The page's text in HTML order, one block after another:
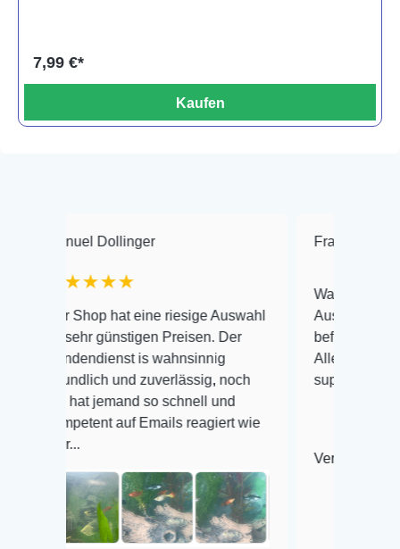
7,99 €*
Kaufen
Dollinger
hat eine riesige Auswahl
günstigen Preisen. Der
is wahnsinnig
und zuverlässig, noch
jemand so schnell und
auf Emails reagiert wie
Frank Hackmayer
Warenanlieferung Top und
Auswahl plus
befinden der Fische
Alles ist quick lebendig
super Zustand. Gerne
Veröffentlicht auf Google